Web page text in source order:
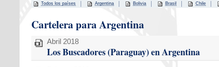
Todos los países Argentina Bolivia Brasil Chile
Cartelera para Argentina
Abril 2018
Los Buscadores (Paraguay) en Argentina